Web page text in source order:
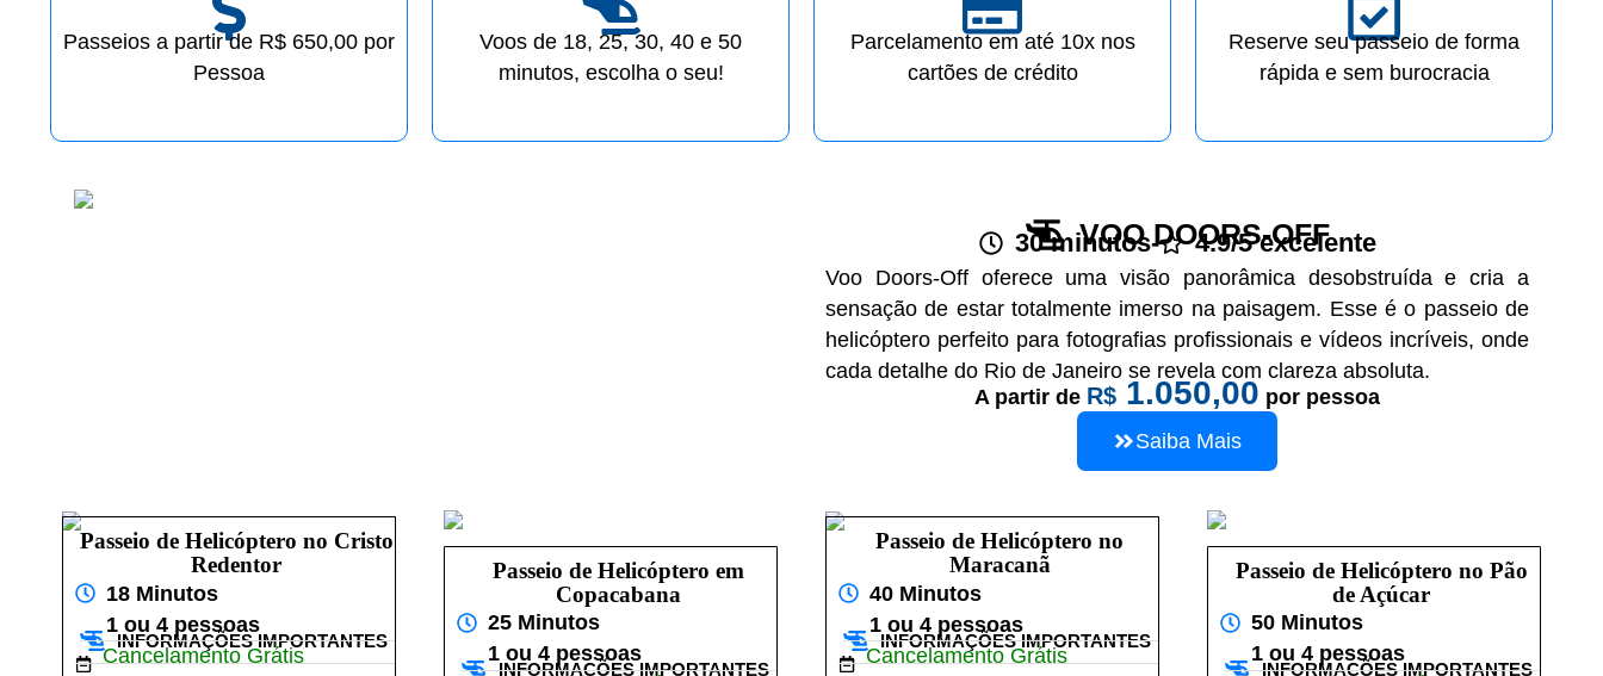
Passeios a partir de R$ 650,00 por
Pessoa
Voos de 18, 25, 30, 40 e 50
minutos, escolha o seu!
Parcelamento em até 10x nos
cartões de crédito
Reserve seu passeio de forma
rápida e sem burocracia
VOO DOORS-OFF
30 minutos- 4.9/5 excelente
Voo Doors-Off oferece uma visão panorâmica desobstruída e cria a
sensação de estar totalmente imerso na paisagem. Esse é o passeio de
helicóptero perfeito para fotografias profissionais e vídeos incríveis, onde
cada detalhe do Rio de Janeiro se revela com clareza absoluta.
A partir de R$ 1.050,00 por pessoa
Saiba Mais
Passeio de Helicóptero no Cristo
Redentor
18 Minutos
1 ou 4 pessoas
INFORMAÇÕES IMPORTANTES
Cancelamento Grátis
Passeio de Helicóptero em
Copacabana
25 Minutos
1 ou 4 pessoas
INFORMAÇÕES IMPORTANTES
Passeio de Helicóptero no
Maracanã
40 Minutos
1 ou 4 pessoas
INFORMAÇÕES IMPORTANTES
Cancelamento Grátis
Passeio de Helicóptero no Pão
de Açúcar
50 Minutos
1 ou 4 pessoas
INFORMAÇÕES IMPORTANTES